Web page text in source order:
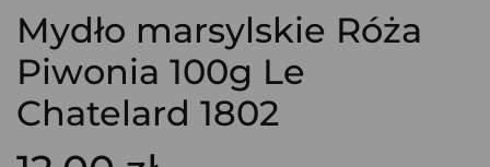
Mydło marsylskie Róża
Piwonia 100g Le
Chatelard 1802